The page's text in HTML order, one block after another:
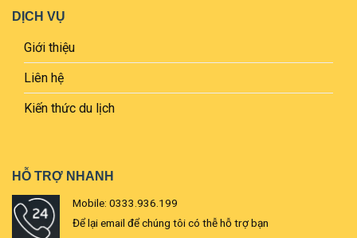
DỊCH VỤ
Giới thiệu
Liên hệ
Kiến thức du lịch
HỖ TRỢ NHANH
Mobile: 0333.936.199
Để lại email để chúng tôi có thễ hỗ trợ bạn